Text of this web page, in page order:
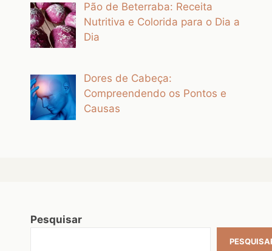
Pão de Beterraba: Receita
Nutritiva e Colorida para o Dia a
Dia
Dores de Cabeça:
Compreendendo os Pontos e
Causas
Pesquisar